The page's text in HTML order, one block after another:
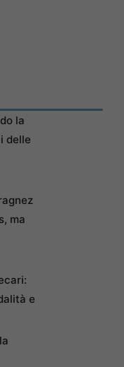
la
delle
ma
e